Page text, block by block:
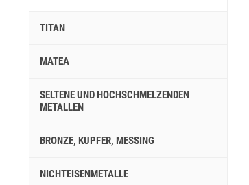
TITAN
MATEA
SELTENE UND HOCHSCHMELZENDEN
METALLEN
BRONZE, KUPFER, MESSING
NICHTEISENMETALLE